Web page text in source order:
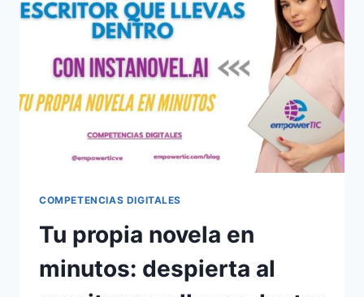
COMPETENCIAS DIGITALES
Tu propia novela en
minutos: despierta al